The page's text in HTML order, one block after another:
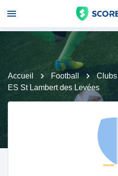
Accueil Football Clubs
ES St Lambert des Levées